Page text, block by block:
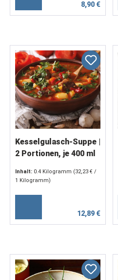
8,90 €
Kesselgulasch-Suppe |
2 Portionen, je 400 ml
Inhalt: 0.4 Kilogramm (32,23 € /
1 Kilogramm)
12,89 €